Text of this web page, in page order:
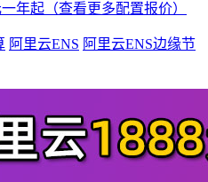
年起（查看更多配置报价）
阿里云ENS 阿里云ENS边缘节